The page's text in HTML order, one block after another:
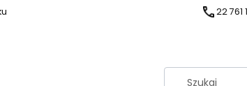
22 761